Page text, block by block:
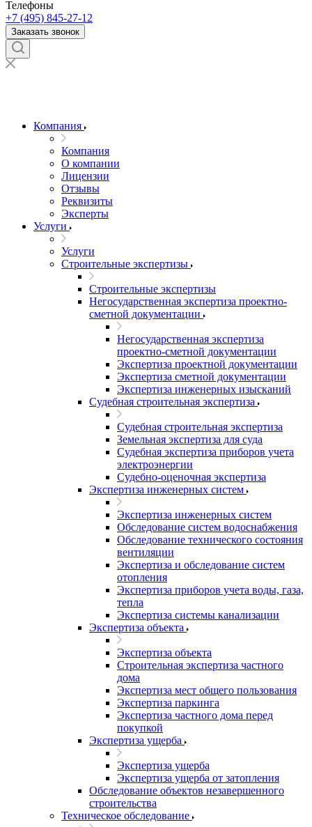
Телефоны
+7 (495) 845-27-12
Заказать звонок
Компания
Компания
О компании
Лицензии
Отзывы
Реквизиты
Эксперты
Услуги
Услуги
Строительные экспертизы
Строительные экспертизы
Негосударственная экспертиза проектно-
сметной документации
Негосударственная экспертиза
проектно-сметной документации
Экспертиза проектной документации
Экспертиза сметной документации
Экспертиза инженерных изысканий
Судебная строительная экспертиза
Судебная строительная экспертиза
Земельная экспертиза для суда
Судебная экспертиза приборов учета
электроэнергии
Судебно-оценочная экспертиза
Экспертиза инженерных систем
Экспертиза инженерных систем
Обследование систем водоснабжения
Обследование технического состояния
вентиляции
Экспертиза и обследование систем
отопления
Экспертиза приборов учета воды, газа,
тепла
Экспертиза системы канализации
Экспертиза объекта
Экспертиза объекта
Строительная экспертиза частного
дома
Экспертиза мест общего пользования
Экспертиза паркинга
Экспертиза частного дома перед
покупкой
Экспертиза ущерба
Экспертиза ущерба
Экспертиза ущерба от затопления
Обследование объектов незавершенного
строительства
Техническое обследование